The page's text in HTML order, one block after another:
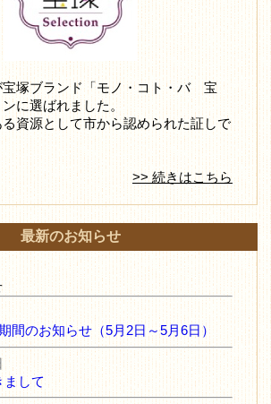
宝塚ブランド「モノ・コト・バ 宝
に選ばれました。
資源として市から認められた証しで
>> 続きはこちら
最新のお知らせ
間のお知らせ（5月2日～5月6日）
まして